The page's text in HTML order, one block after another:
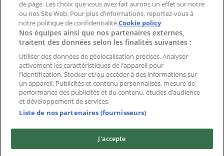
Marques locales
Enseignes
Commerces à proximité
Produits
Produits locaux
Villes
Télécharger l'appli Tiendeo
de page. Les choix que vous avez fait aurons un effet sur notre
ou nos Site Web. Pour plus d’informations, reportez-vous à
notre politique de confidentialité.Cookie policy
Nos équipes ainsi que nos partenaires externes,
traitent des données selon les finalités suivantes :
Utiliser des données de géolocalisation précises. Analyser
activement les caractéristiques de l’appareil pour
l’identification. Stocker et/ou accéder à des informations sur
un appareil. Publicités et contenu personnalisés, mesure de
performance des publicités et du contenu, études d’audience
et développement de services.
Liste de nos partenaires (fournisseurs)
J'accepte